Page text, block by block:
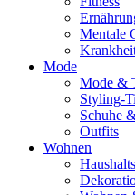
Mentale
Mode
Mode &
Styling-
Schuhe
Outfits
Wohnen